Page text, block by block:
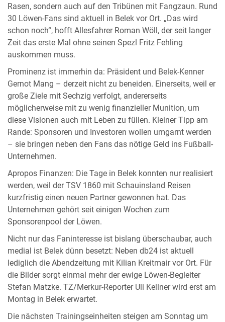
Rasen, sondern auch auf den Tribünen mit Fangzaun. Rund
30 Löwen-Fans sind aktuell in Belek vor Ort. „Das wird
schon noch“, hofft Allesfahrer Roman Wöll, der seit langer
Zeit das erste Mal ohne seinen Spezl Fritz Fehling
auskommen muss.
Prominenz ist immerhin da: Präsident und Belek-Kenner
Gernot Mang – derzeit nicht zu beneiden. Einerseits, weil er
große Ziele mit Sechzig verfolgt, andererseits
möglicherweise mit zu wenig finanzieller Munition, um
diese Visionen auch mit Leben zu füllen. Kleiner Tipp am
Rande: Sponsoren und Investoren wollen umgarnt werden
– sie bringen neben den Fans das nötige Geld ins Fußball-
Unternehmen.
Apropos Finanzen: Die Tage in Belek konnten nur realisiert
werden, weil der TSV 1860 mit Schauinsland Reisen
kurzfristig einen neuen Partner gewonnen hat. Das
Unternehmen gehört seit einigen Wochen zum
Sponsorenpool der Löwen.
Nicht nur das Faninteresse ist bislang überschaubar, auch
medial ist Belek dünn besetzt: Neben db24 ist aktuell
lediglich die Abendzeitung mit Kilian Kreitmair vor Ort. Für
die Bilder sorgt einmal mehr der ewige Löwen-Begleiter
Stefan Matzke. TZ/Merkur-Reporter Uli Kellner wird erst am
Montag in Belek erwartet.
Die nächsten Trainingseinheiten steigen am Sonntag um